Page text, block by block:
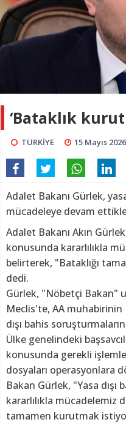
‘Bataklık
TÜRKİYE 15 Mayıs
Adalet Bakanı Gürlek,
mücadeleye devam
Adalet Bakanı Akın
konusunda kararlılıkla
belirterek, "Bataklığı
dedi.
Gürlek, "Nöbetçi Bakan"
Meclis'te, AA muhabirinin
dışı bahis
Ülke genelindeki
konusunda gerekli
dosyaları operasyonlara
Bakan Gürlek, "Yasa
kararlılıkla mücadelemiz
tamamen kurutmak